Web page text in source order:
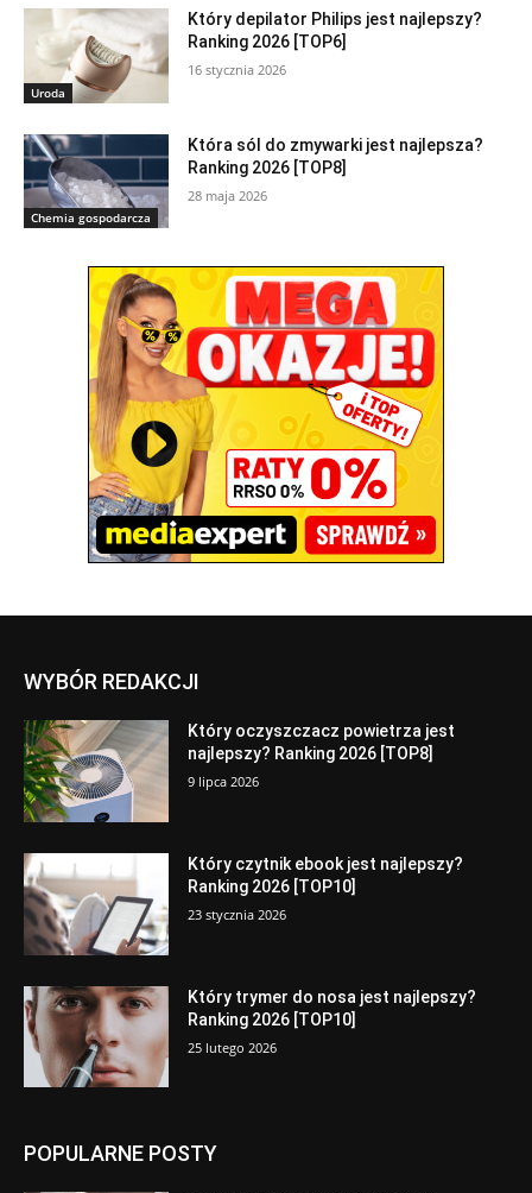
Uroda
Który depilator Philips jest najlepszy?
Ranking 2026 [TOP6]
16 stycznia 2026
Chemia gospodarcza
Która sól do zmywarki jest najlepsza?
Ranking 2026 [TOP8]
28 maja 2026
WYBÓR REDAKCJI
Który oczyszczacz powietrza jest
najlepszy? Ranking 2026 [TOP8]
9 lipca 2026
Który czytnik ebook jest najlepszy?
Ranking 2026 [TOP10]
23 stycznia 2026
Który trymer do nosa jest najlepszy?
Ranking 2026 [TOP10]
25 lutego 2026
POPULARNE POSTY